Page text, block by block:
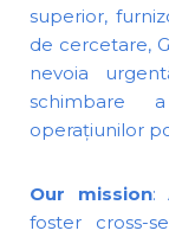
superior,
de cercetare,
nevoia
schimbare
operațiunilor
Our mission:
foster cross-